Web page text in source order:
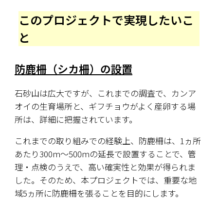
このプロジェクトで実現したいこ
と
防鹿柵（シカ柵）の設置
石砂山は広大ですが、これまでの調査で、カンア
オイの生育場所と、ギフチョウがよく産卵する場
所は、詳細に把握されています。
これまでの取り組みでの経験上、防鹿柵は、1ヵ所
あたり300m～500mの延長で設置することで、管
理・点検のうえで、高い確実性と効果が得られま
した。そのため、本プロジェクトでは、重要な地
域5ヵ所に防鹿柵を張ることを目的にします。